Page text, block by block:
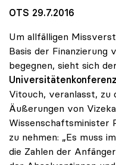
OTS 29.7.2016
Um allfälligen
Basis der Finanzierung
begegnen, sieht sich
Vitouch, veranlasst, zu
Äußerungen von
Wissenschaftsminister
zu nehmen: „Es muss
die Zahlen der